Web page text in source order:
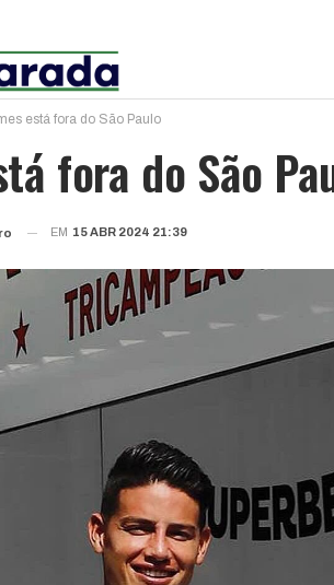
está fora do São Paulo
fora do São
EM 15 ABR 2024 21:39